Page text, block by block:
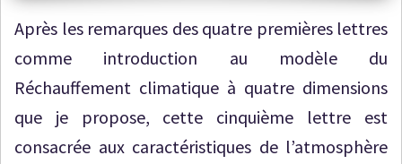
Après les remarques des quatre premières lettres
comme introduction au modèle du
Réchauffement climatique à quatre dimensions
que je propose, cette cinquième lettre est
consacrée aux caractéristiques de l’atmosphère